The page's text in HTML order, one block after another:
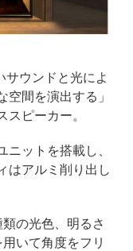
サウンドと光によ
空間を演出する」
スピーカー。
ニットを搭載し、
はアルミ削り出し
の光色、明るさ
いて角度をフリ